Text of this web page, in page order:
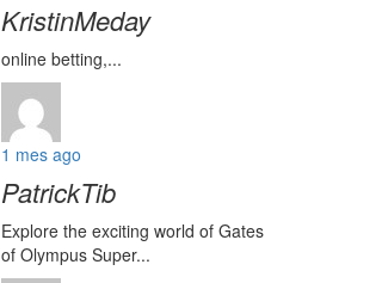
KristinMeday
online betting,...
1 mes ago
PatrickTib
Explore the exciting world of Gates
of Olympus Super...